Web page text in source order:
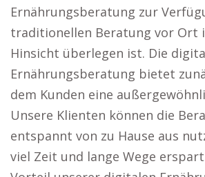
Ernährungsberatung zur
traditionellen Beratung vor Ort
Hinsicht überlegen ist. Die
Ernährungsberatung bietet
dem Kunden eine
Unsere Klienten können die
entspannt von zu Hause aus
viel Zeit und lange Wege